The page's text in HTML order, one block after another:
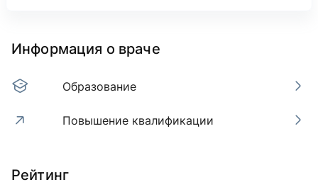
Информация о враче
Образование
Повышение квалификации
Казахский национальный медицинский
2016
Рейтинг